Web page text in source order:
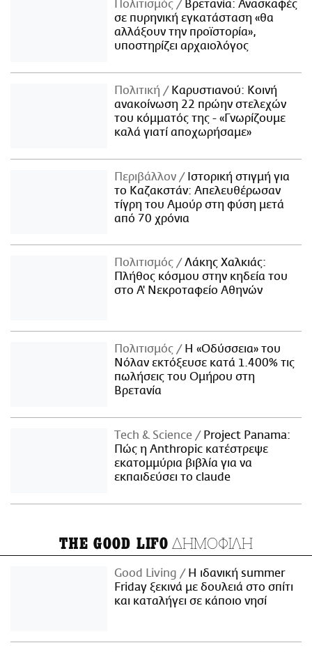
Πολιτισμός
Βρετανία: Ανασκαφές
σε πυρηνική εγκατάσταση «θα
αλλάξουν την προϊστορία»,
υποστηρίζει αρχαιολόγος
Πολιτική
Καρυστιανού: Κοινή
ανακοίνωση 22 πρώην στελεχών
του κόμματός της - «Γνωρίζουμε
καλά γιατί αποχωρήσαμε»
Περιβάλλον
Ιστορική στιγμή για
το Καζακστάν: Απελευθέρωσαν
τίγρη του Αμούρ στη φύση μετά
από 70 χρόνια
Πολιτισμός
Λάκης Χαλκιάς:
Πλήθος κόσμου στην κηδεία του
στο Α' Νεκροταφείο Αθηνών
Πολιτισμός
Η «Οδύσσεια» του
Νόλαν εκτόξευσε κατά 1.400% τις
πωλήσεις του Ομήρου στη
Βρετανία
Τech & Science
Project Panama:
Πώς η Anthropic κατέστρεψε
εκατομμύρια βιβλία για να
εκπαιδεύσει το claude
THE GOOD LIFO ΔΗΜΟΦΙΛΗ
Good Living
Η ιδανική summer
Friday ξεκινά με δουλειά στο σπίτι
και καταλήγει σε κάποιο νησί